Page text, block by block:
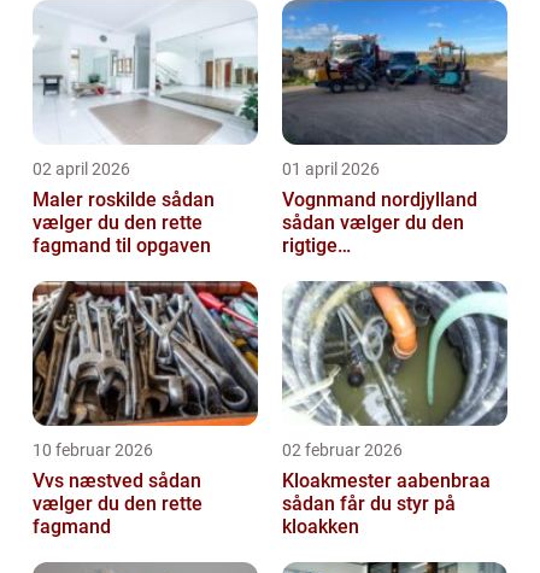
02 april 2026
Maler roskilde sådan
vælger du den rette
fagmand til opgaven
01 april 2026
Vognmand nordjylland
sådan vælger du den
rigtige
10 februar 2026
Vvs næstved sådan
vælger du den rette
fagmand
02 februar 2026
Kloakmester aabenbraa
sådan får du styr på
kloakken